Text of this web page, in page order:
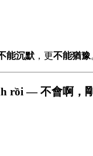
能沉默 ，更不能猶豫
rồi — 不會啊，